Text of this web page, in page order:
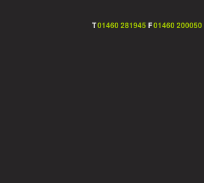
T01460 281945 F01460 200050